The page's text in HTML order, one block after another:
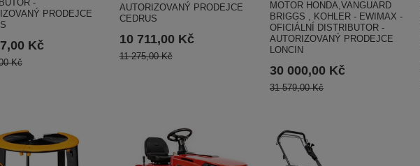
-
PRODEJCE
Kč
Kč
AUTORIZOVANÝ PRODEJCE
CEDRUS
10 711,00 Kč
11 275,00 Kč
MOTOR HONDA,VANGUARD
BRIGGS , KOHLER - EWIMAX -
OFICIÁLNÍ DISTRIBUTOR -
AUTORIZOVANÝ PRODEJCE
LONCIN
30 000,00 Kč
31 579,00 Kč